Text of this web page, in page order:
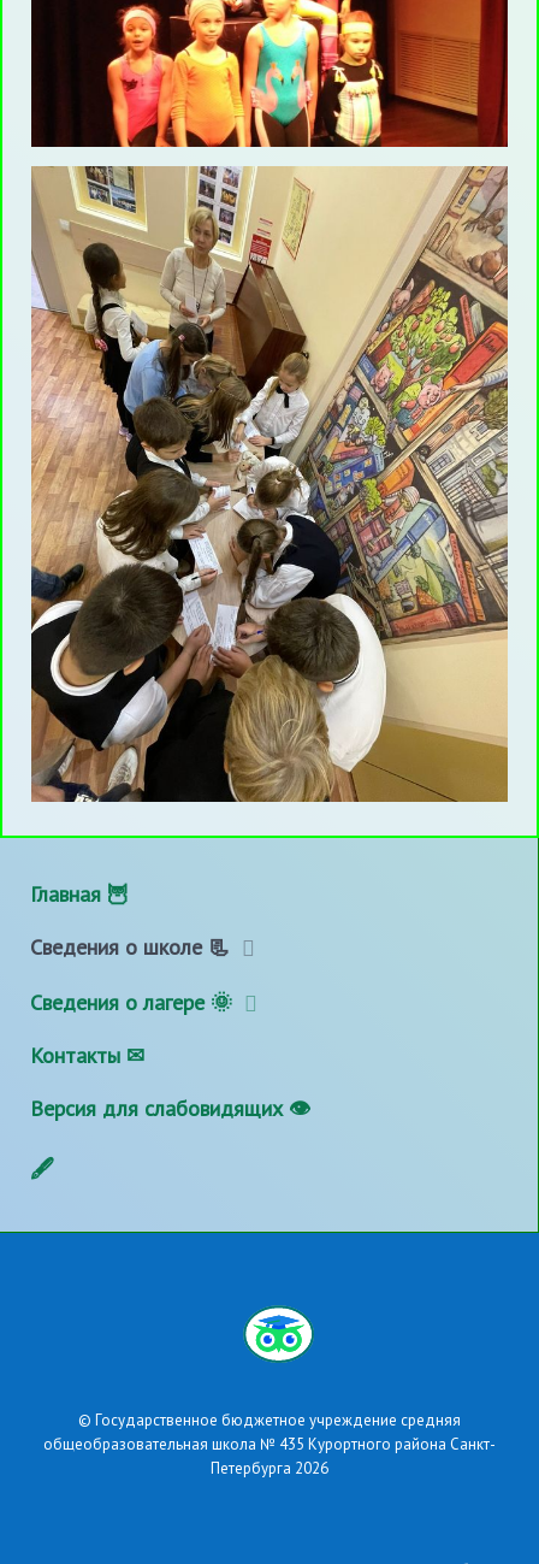
Главная 🦉
Сведения о школе 📃
Сведения о лагере 🌞
Контакты ✉
Версия для слабовидящих 👁
🖋
© Государственное бюджетное учреждение средняя
общеобразовательная школа № 435 Курортного района Санкт-
Петербурга 2026